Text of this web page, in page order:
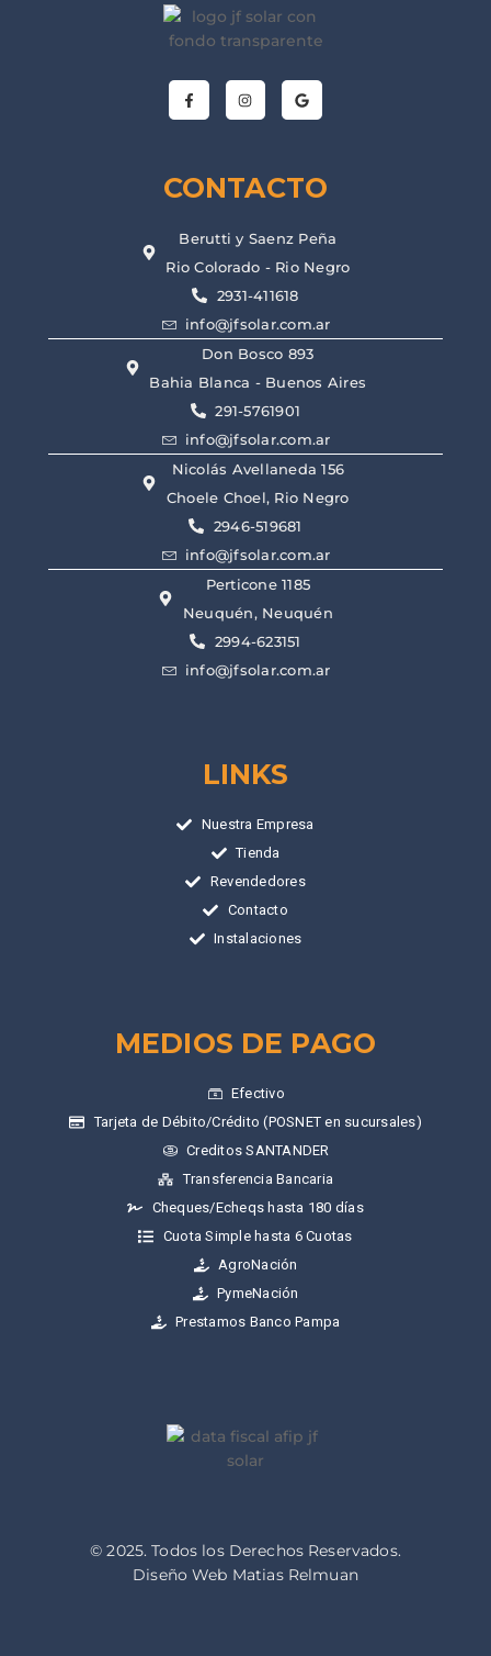
CONTACTO
Berutti y Saenz Peña
Rio Colorado - Rio Negro
2931-411618
info@jfsolar.com.ar
Don Bosco 893
Bahia Blanca - Buenos Aires
291-5761901
info@jfsolar.com.ar
Nicolás Avellaneda 156
Choele Choel, Rio Negro
2946-519681
info@jfsolar.com.ar
Perticone 1185
Neuquén, Neuquén
2994-623151
info@jfsolar.com.ar
LINKS
Nuestra Empresa
Tienda
Revendedores
Contacto
Instalaciones
MEDIOS DE PAGO
Efectivo
Tarjeta de Débito/Crédito (POSNET en sucursales)
Creditos SANTANDER
Transferencia Bancaria
Cheques/Echeqs hasta 180 días
Cuota Simple hasta 6 Cuotas
AgroNación
PymeNación
Prestamos Banco Pampa
© 2025. Todos los Derechos Reservados.
Diseño Web Matias Relmuan